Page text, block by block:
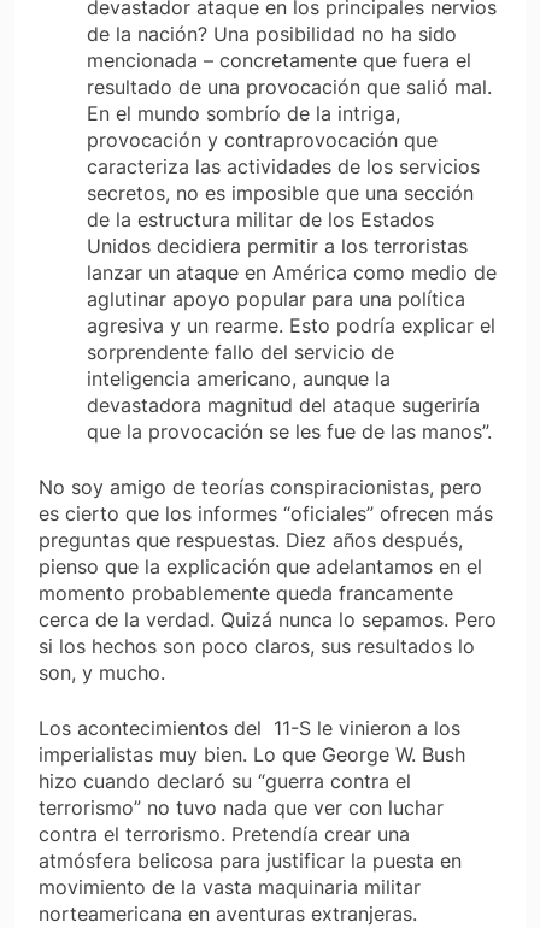
devastador ataque en los principales nervios
de la nación? Una posibilidad no ha sido
mencionada – concretamente que fuera el
resultado de una provocación que salió mal.
En el mundo sombrío de la intriga,
provocación y contraprovocación que
caracteriza las actividades de los servicios
secretos, no es imposible que una sección
de la estructura militar de los Estados
Unidos decidiera permitir a los terroristas
lanzar un ataque en América como medio de
aglutinar apoyo popular para una política
agresiva y un rearme. Esto podría explicar el
sorprendente fallo del servicio de
inteligencia americano, aunque la
devastadora magnitud del ataque sugeriría
que la provocación se les fue de las manos”.
No soy amigo de teorías conspiracionistas, pero
es cierto que los informes “oficiales” ofrecen más
preguntas que respuestas. Diez años después,
pienso que la explicación que adelantamos en el
momento probablemente queda francamente
cerca de la verdad. Quizá nunca lo sepamos. Pero
si los hechos son poco claros, sus resultados lo
son, y mucho.
Los acontecimientos del 11-S le vinieron a los
imperialistas muy bien. Lo que George W. Bush
hizo cuando declaró su “guerra contra el
terrorismo” no tuvo nada que ver con luchar
contra el terrorismo. Pretendía crear una
atmósfera belicosa para justificar la puesta en
movimiento de la vasta maquinaria militar
norteamericana en aventuras extranjeras.